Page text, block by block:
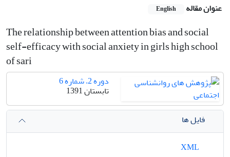
عنوان مقاله English
The relationship between attention bias and social
self-efficacy with social anxiety in girls high school
of sari
دوره 2، شماره 6
تابستان 1391
فایل ها